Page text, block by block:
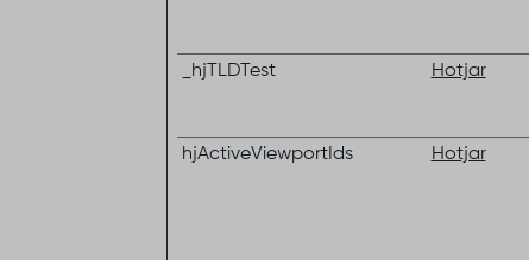
_hjTLDTest Hotjar
hjActiveViewportIds Hotjar